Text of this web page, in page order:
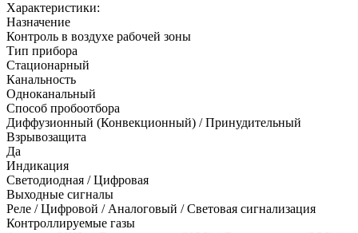
Характеристики:
Назначение
Контроль в воздухе рабочей зоны
Тип прибора
Стационарный
Канальность
Одноканальный
Способ пробоотбора
Диффузионный (Конвекционный) / Принудительный
Взрывозащита
Да
Индикация
Светодиодная / Цифровая
Выходные сигналы
Реле / Цифровой / Аналоговый / Световая сигнализация
Контроллируемые газы